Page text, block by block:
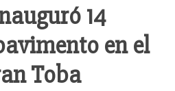
14
en el
Toba